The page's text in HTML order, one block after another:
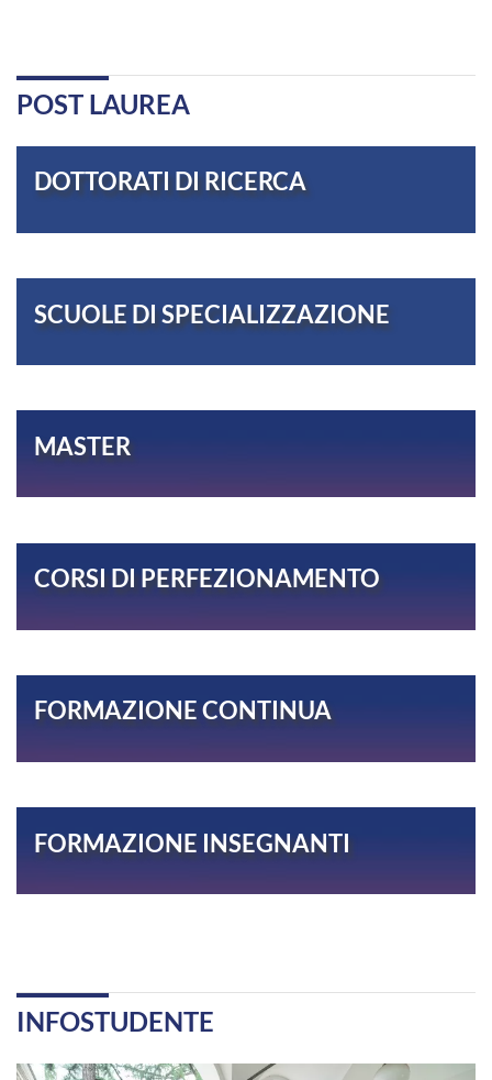
POST LAUREA
DOTTORATI DI RICERCA
SCUOLE DI SPECIALIZZAZIONE
MASTER
CORSI DI PERFEZIONAMENTO
FORMAZIONE CONTINUA
FORMAZIONE INSEGNANTI
INFOSTUDENTE